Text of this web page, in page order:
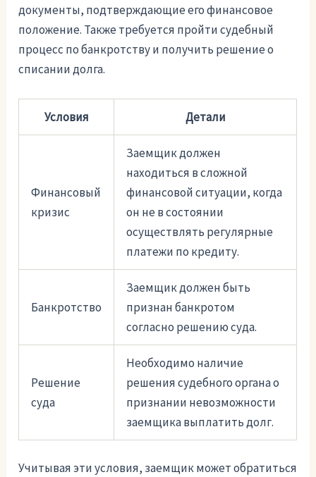
документы, подтверждающие его финансовое
положение. Также требуется пройти судебный
процесс по банкротству и получить решение о
списании долга.
Условия Детали
Финансовый
кризис
Заемщик должен
находиться в сложной
финансовой ситуации, когда
он не в состоянии
осуществлять регулярные
платежи по кредиту.
Банкротство
Заемщик должен быть
признан банкротом
согласно решению суда.
Решение
суда
Необходимо наличие
решения судебного органа о
признании невозможности
заемщика выплатить долг.
Учитывая эти условия, заемщик может обратиться